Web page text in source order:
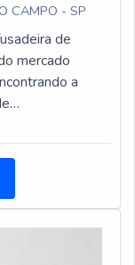
CAMPO - SP
de
mercado
a
busca por bits
Na
brocas com
de troca